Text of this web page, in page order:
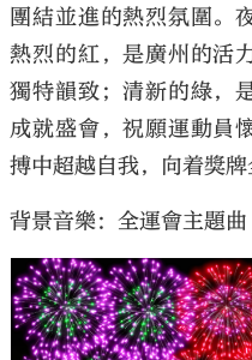
團結並進的熱烈氛圍。
熱烈的紅，是廣州的活
獨特韻致；清新的綠，
成就盛會，祝願運動員
搏中超越自我，向着獎牌
背景音樂：全運會主題曲